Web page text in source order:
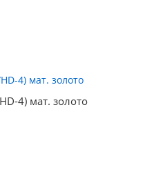
4) мат. золото